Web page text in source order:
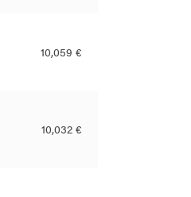
10,059 €
10,032 €